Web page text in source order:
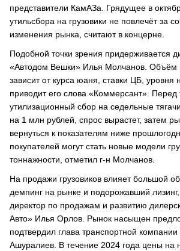
представители КамАЗа. Грядущее в
утильсбора на грузовики не повлечёт за
изменения рынка, считают в концерне.
Подобной точки зрения придерживается
«Автодом Вешки» Илья Молчанов. Объём
зависит от курса юаня, ставки ЦБ, уровня
приводит его слова «Коммерсант». Перед
утилизационный сбор на седельные
на 1 млн рублей, спрос вырастет, затем
вернуться к показателям ниже
покупателей могут стать новые модели
тоннажности, отметил г-н Молчанов.
На продажи грузовиков влияет большой
демпинг на рынке и подорожавший лизинг,
директор по продажам и развитию
Авто» Илья Орлов. Рынок насыщен
подтвердил глава транспортной
Ашуралиев. В течение 2024 года цены на